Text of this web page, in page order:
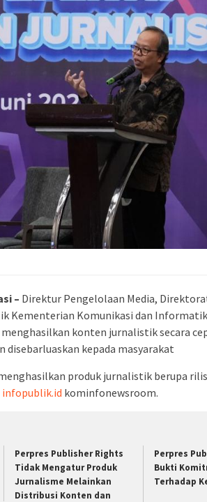
– Direktur Pengelolaan Media,
Kementerian Komunikasi dan
konten jurnalistik secara
disebarluaskan kepada masyarakat
produk jurnalistik berupa
infopublik.id kominfonewsroom.
Perpres Publisher Rights
Tidak Mengatur Produk
Jurnalisme Melainkan
Distribusi Konten dan
Perpres
Bukti
Terhadap